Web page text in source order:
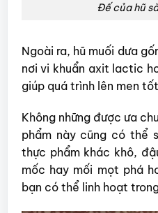
Đế của hũ
Ngoài ra, hũ muối dưa
nơi vi khuẩn axit lactic
giúp quá trình lên men
Không những được ưa
phẩm này cũng có thể
thực phẩm khác khô,
mốc hay mối mọt phá
bạn có thể linh hoạt